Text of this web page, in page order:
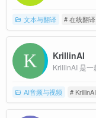
文本与翻译 # 在线翻译
KrillinAI
AI音频与视频 # KrillinAI